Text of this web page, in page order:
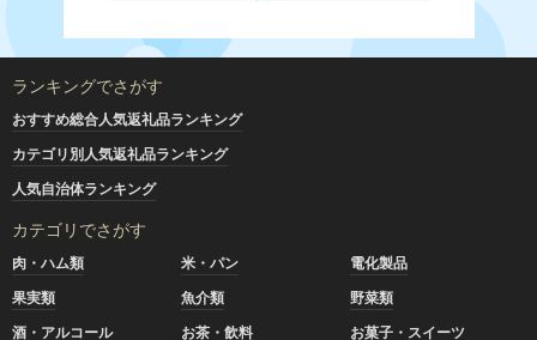
ランキングでさがす
おすすめ総合人気返礼品ランキング
カテゴリ別人気返礼品ランキング
人気自治体ランキング
カテゴリでさがす
肉・ハム類 米・パン
電化製品
果実類
魚介類
野菜類
酒・アルコール
お茶・飲料
お菓子・スイーツ